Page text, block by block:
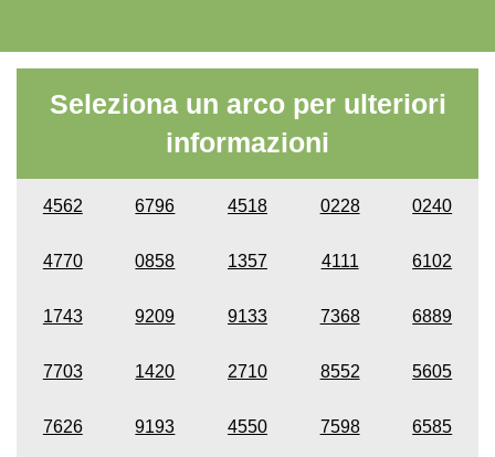
Seleziona un arco per ulteriori
informazioni
4562 6796 4518 0228 0240
4770 0858 1357 4111 6102
1743 9209 9133 7368 6889
7703 1420 2710 8552 5605
7626 9193 4550 7598 6585